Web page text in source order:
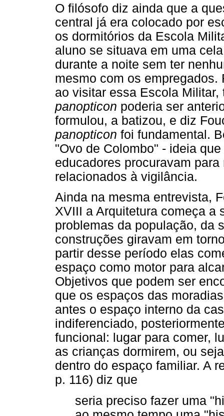
O filósofo diz ainda que a
central já era colocado por
os dormitórios da Escola
aluno se situava em uma
durante a noite sem ter
mesmo com os
ao visitar essa Escola
panopticon poderia ser
formulou, a batizou, e diz
panopticon foi fundamental.
"Ovo de Colombo" - ideia
educadores procuravam
relacionados à vigilância.
Ainda na mesma entrevista,
XVIII a Arquitetura começa a
problemas da população, da
construções giravam em
partir desse período elas
espaço como motor para
Objetivos que podem ser
que os espaços das
antes o espaço interno da
indiferenciado,
funcional: lugar para comer,
as crianças dormirem, ou
dentro do espaço familiar. A
p. 116) diz que
seria preciso fazer uma